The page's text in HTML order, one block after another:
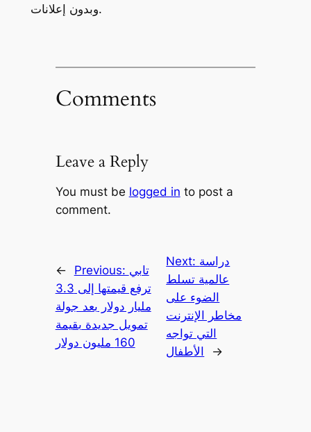
وبدون إعلانات.
Comments
Leave a Reply
You must be logged in to post a
comment.
← Previous: تابي
ترفع قيمتها إلى 3.3
مليار دولار بعد جولة
تمويل جديدة بقيمة
160 مليون دولار
Next: دراسة
عالمية تسلط
الضوء على
مخاطر الإنترنت
التي تواجه
الأطفال
→